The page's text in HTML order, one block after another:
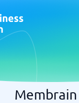
Membrain